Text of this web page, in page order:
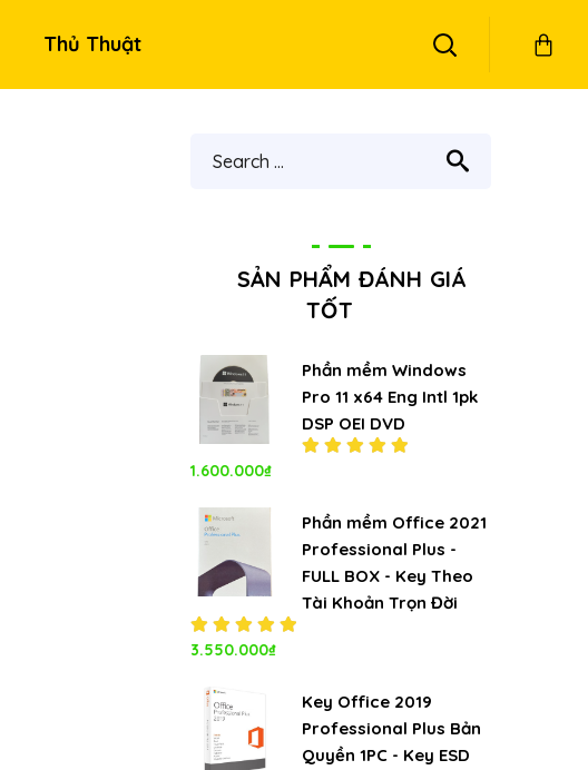
Thủ Thuật
SẢN PHẨM ĐÁNH GIÁ
TỐT
Phần mềm Windows
Pro 11 x64 Eng Intl 1pk
DSP OEI DVD
sao
1.600.000₫
Phần mềm Office 2021
Professional Plus -
FULL BOX - Key Theo
Tài Khoản Trọn Đời
Được xếp
sao
3.550.000₫
Key Office 2019
Professional Plus Bản
Quyền 1PC - Key ESD